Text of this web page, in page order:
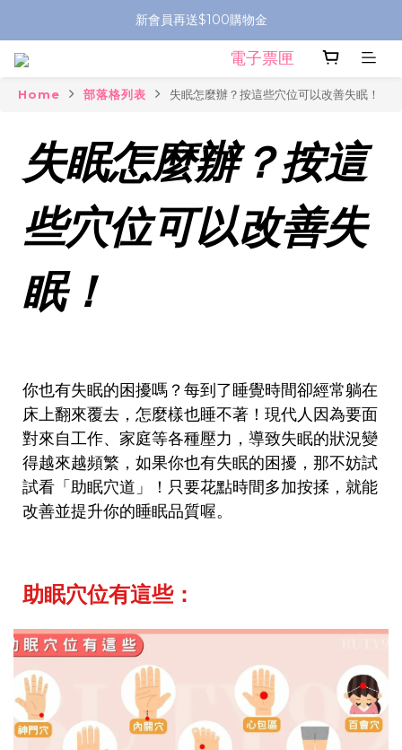
新會員再送$100購物金
電子票匣
Home 部落格列表 失眠怎麼辦？按這些穴位可以改善失眠！
失眠怎麼辦？按這
些穴位可以改善失
眠！
你也有失眠的困擾嗎？每到了睡覺時間卻經常躺在
床上翻來覆去，怎麼樣也睡不著！現代人因為要面
對來自工作、家庭等各種壓力，導致失眠的狀況變
得越來越頻繁，如果你也有失眠的困擾，那不妨試
試看「助眠穴道」！只要花點時間多加按揉，就能
改善並提升你的睡眠品質喔。
助眠穴位有這些：